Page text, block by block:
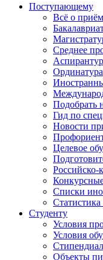
Поступающему
Всё о
Среднее
Ординатура
Подобрать
Гид по
Новости
Целевое
Российско-
Списки
Студенту
Условия
Условия
Объекты